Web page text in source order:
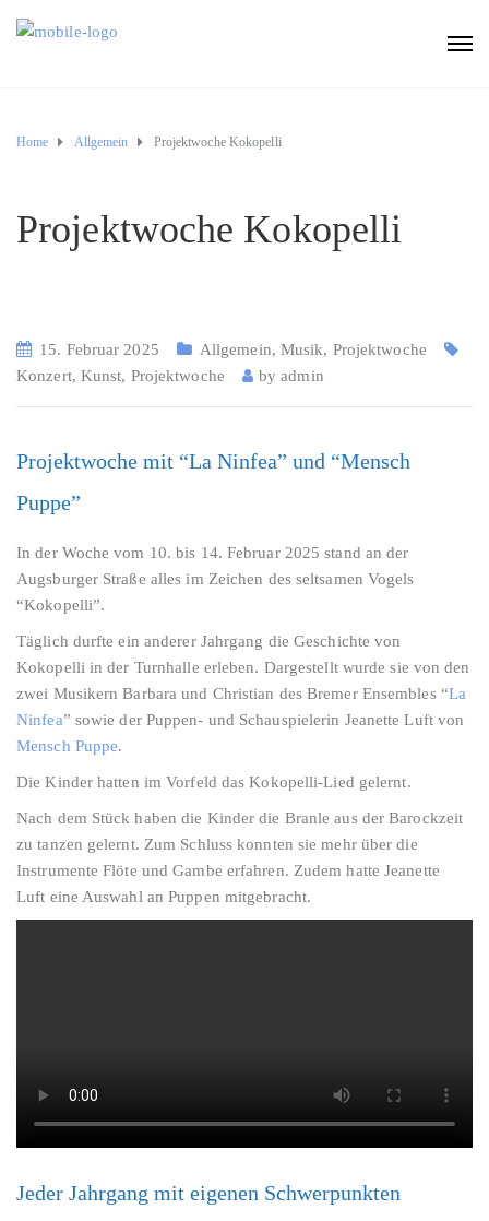
Home Allgemein Projektwoche Kokopelli
Projektwoche Kokopelli
15. Februar 2025 Allgemein, Musik, Projektwoche
Konzert, Kunst, Projektwoche byadmin
Projektwoche mit “La Ninfea” und “Mensch
Puppe”
In der Woche vom 10. bis 14. Februar 2025 stand an der
Augsburger Straße alles im Zeichen des seltsamen Vogels
“Kokopelli”.
Täglich durfte ein anderer Jahrgang die Geschichte von
Kokopelli in der Turnhalle erleben. Dargestellt wurde sie von den
zwei Musikern Barbara und Christian des Bremer Ensembles “La
Ninfea” sowie der Puppen- und Schauspielerin Jeanette Luft von
Mensch Puppe.
Die Kinder hatten im Vorfeld das Kokopelli-Lied gelernt.
Nach dem Stück haben die Kinder die Branle aus der Barockzeit
zu tanzen gelernt. Zum Schluss konnten sie mehr über die
Instrumente Flöte und Gambe erfahren. Zudem hatte Jeanette
Luft eine Auswahl an Puppen mitgebracht.
Jeder Jahrgang mit eigenen Schwerpunkten